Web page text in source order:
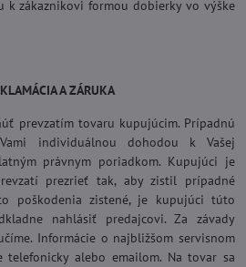
k zákaznikovi formou dobierky vo výške
A ZÁRUKA
prevzatím tovaru kupujúcim. Prípadnú
individuálnou dohodou k Vašej
právnym poriadkom. Kupujúci je
prezrieť tak, aby zistil prípadné
poškodenia zistené, je kupujúci túto
nahlásiť predajcovi. Za závady
Informácie o najbližšom servisnom
telefonicky alebo emailom. Na tovar sa